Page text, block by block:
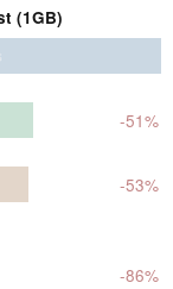
(1GB)
-51%
-53%
-86%